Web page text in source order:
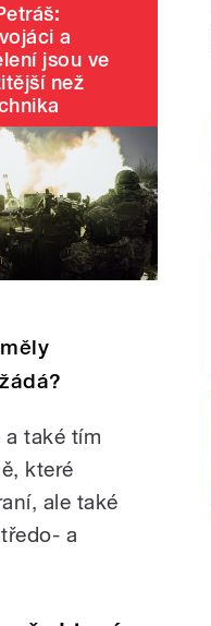
a
jsou ve
než
také tím
které
ale také
a